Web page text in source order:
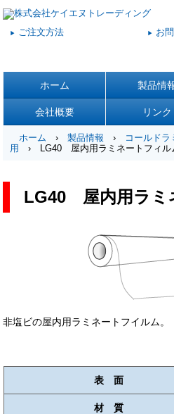
▶ ご注文方法 ▶ お
ホーム 製品情
会社概要 リンク
ホーム›製品情報 › コールドラ
用
› LG40 屋内用ラミネートフィル
LG40 屋内用ラミ
非塩ビの屋内用ラミネートフイルム。
表 面
材 質